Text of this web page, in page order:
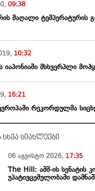
, 09:38
მაღალი ტემპერატურის
, 10:32
იაპონიაში მსხვერპლი
, 16:21
რეკორდულმა
სიახლეები
06 აგვისტო 2026, 17:35
The Hill: აშშ-ის სენატის
უპატივცემულობაში